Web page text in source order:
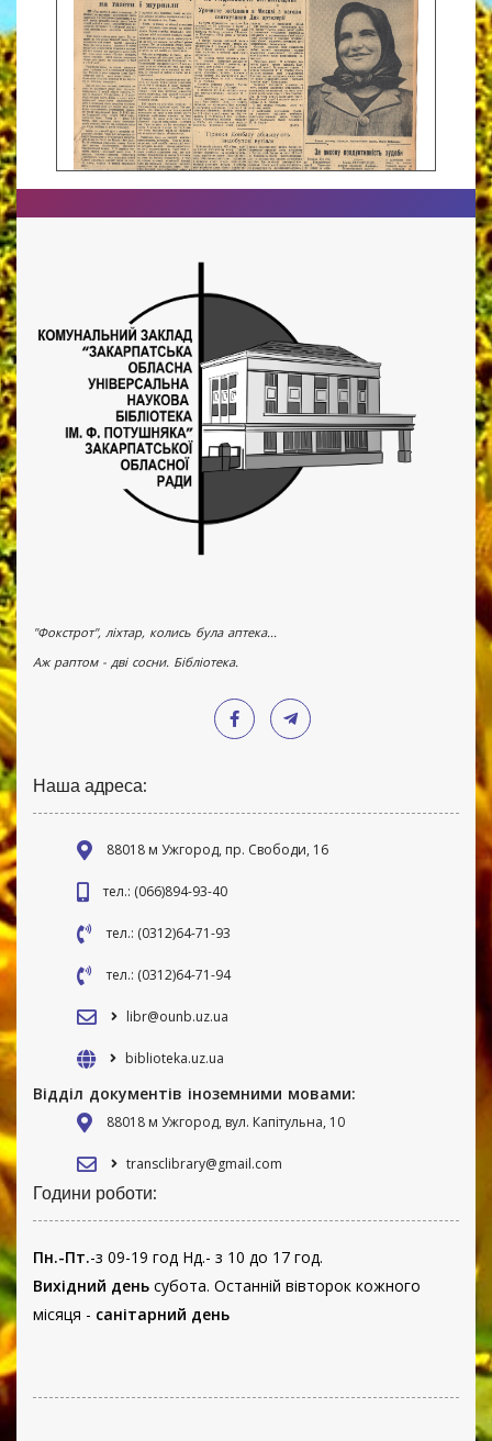
"Фокстрот", ліхтар, колись була аптека...
Аж раптом - дві сосни. Бібліотека.
Наша адреса:
88018 м Ужгород, пр. Свободи, 16
тел.: (066)894-93-40
тел.: (0312)64-71-93
тел.: (0312)64-71-94
libr@ounb.uz.ua
biblioteka.uz.ua
Відділ документів іноземними мовами:
88018 м Ужгород, вул. Капітульна, 10
transclibrary@gmail.com
Години роботи:
Пн.-Пт.-з 09-19 год Нд.- з 10 до 17 год.
Вихідний день субота. Останній вівторок кожного
місяця - санітарний день